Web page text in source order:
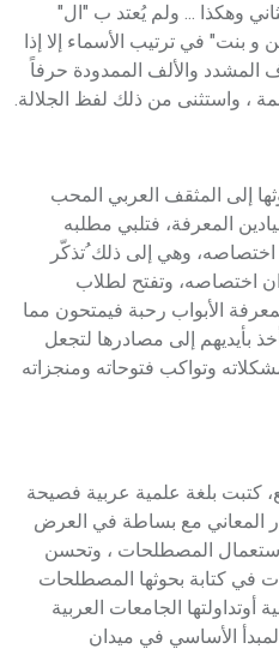
وهكذا ... ولم يُعتد ب "ال"
و بنت" في ترتيب الأسماء إلا إذا
والألف الممدودة حرفاً
، واستثنى من ذلك لفظ الجلالة.
إلى المثقف العربي المحب
المعرفة، فتلبي مطلبه
اختصاصه، وهي إلى ذلك ُتذكّر
اختصاصه، وتفتح لطلاب
الأبواب رحبة فيمتحون مما
بأيديهم إلى مصادرها لتجعل
وتواكب فتوحاته ومنجزاته
كتبت بلغة علمية عربية فصيحة
المعاني مع بساطة في العرض
المصطلحات ، وتحسن
في كتابة بحوثها المصطلحات
أوتداولتها الجامعات العربية
الأساسي في ميدان